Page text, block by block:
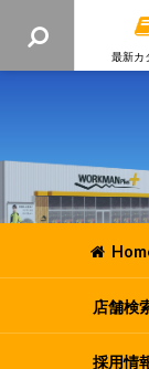
最新カ
店舗検
採用情